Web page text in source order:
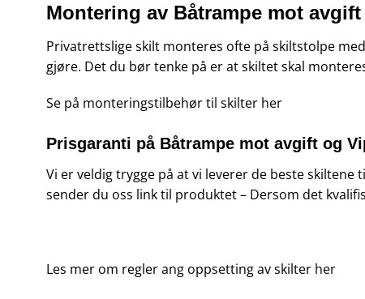
Montering av Båtrampe mot
Privatrettslige skilt monteres ofte på skiltstolpe
gjøre. Det du bør tenke på er at skiltet skal
Se på monteringstilbehør til skilter her
Prisgaranti på Båtrampe mot avgift og
Vi er veldig trygge på at vi leverer de beste
sender du oss link til produktet – Dersom det
Les mer om regler ang oppsetting av skilter her